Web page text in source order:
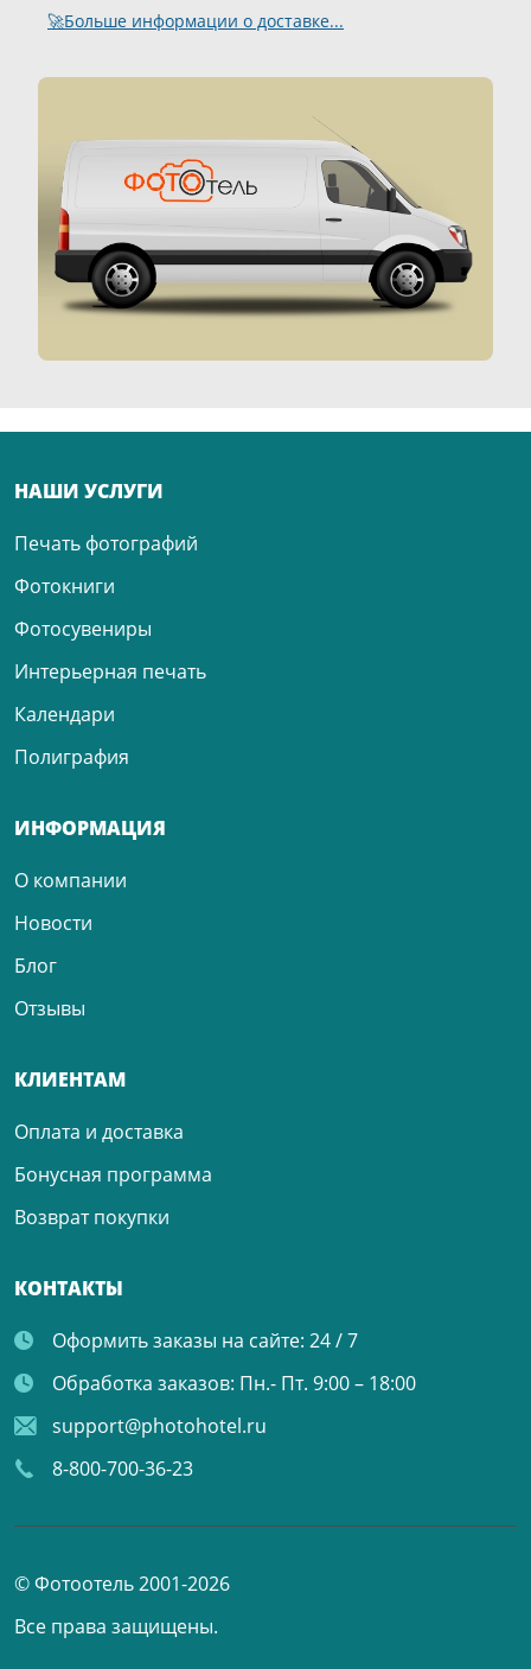
🚀Больше информации о доставке...
НАШИ УСЛУГИ
Печать фотографий
Фотокниги
Фотосувениры
Интерьерная печать
Календари
Полиграфия
ИНФОРМАЦИЯ
О компании
Новости
Блог
Отзывы
КЛИЕНТАМ
Оплата и доставка
Бонусная программа
Возврат покупки
КОНТАКТЫ
Оформить заказы на сайте: 24 / 7
Обработка заказов: Пн.- Пт. 9:00 – 18:00
support@photohotel.ru
8-800-700-36-23
© Фотоотель 2001-2026
Все права защищены.